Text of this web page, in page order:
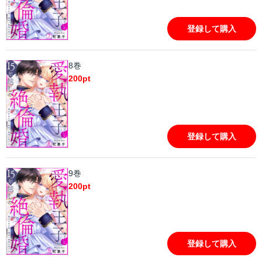
登録して購入
8巻
200pt
登録して購入
9巻
200pt
登録して購入